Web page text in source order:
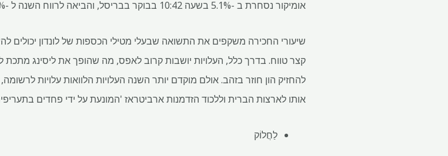
אומיקור נסחרת ב -5.1% בשעה 10:42 בבוקר בבריסל, והביאה לרווח השנה ל -63%.
שיעורי החכירה משקפים את התשואה שבעלי מטילי הכספות של לונדון
קצר טווח. בדרך כלל, העלויות יושבות קרוב לאפס, מה שהופך את ליסינג מתכת
להחזיק הון חוזר בזהב. אולם מוקדם יותר השנה העלויות הלוואות עלויות
אותו לארצות הברית וללכוד הזדמנות ארביטראז 'המונעת על ידי פחדים
לַחֲלוֹק